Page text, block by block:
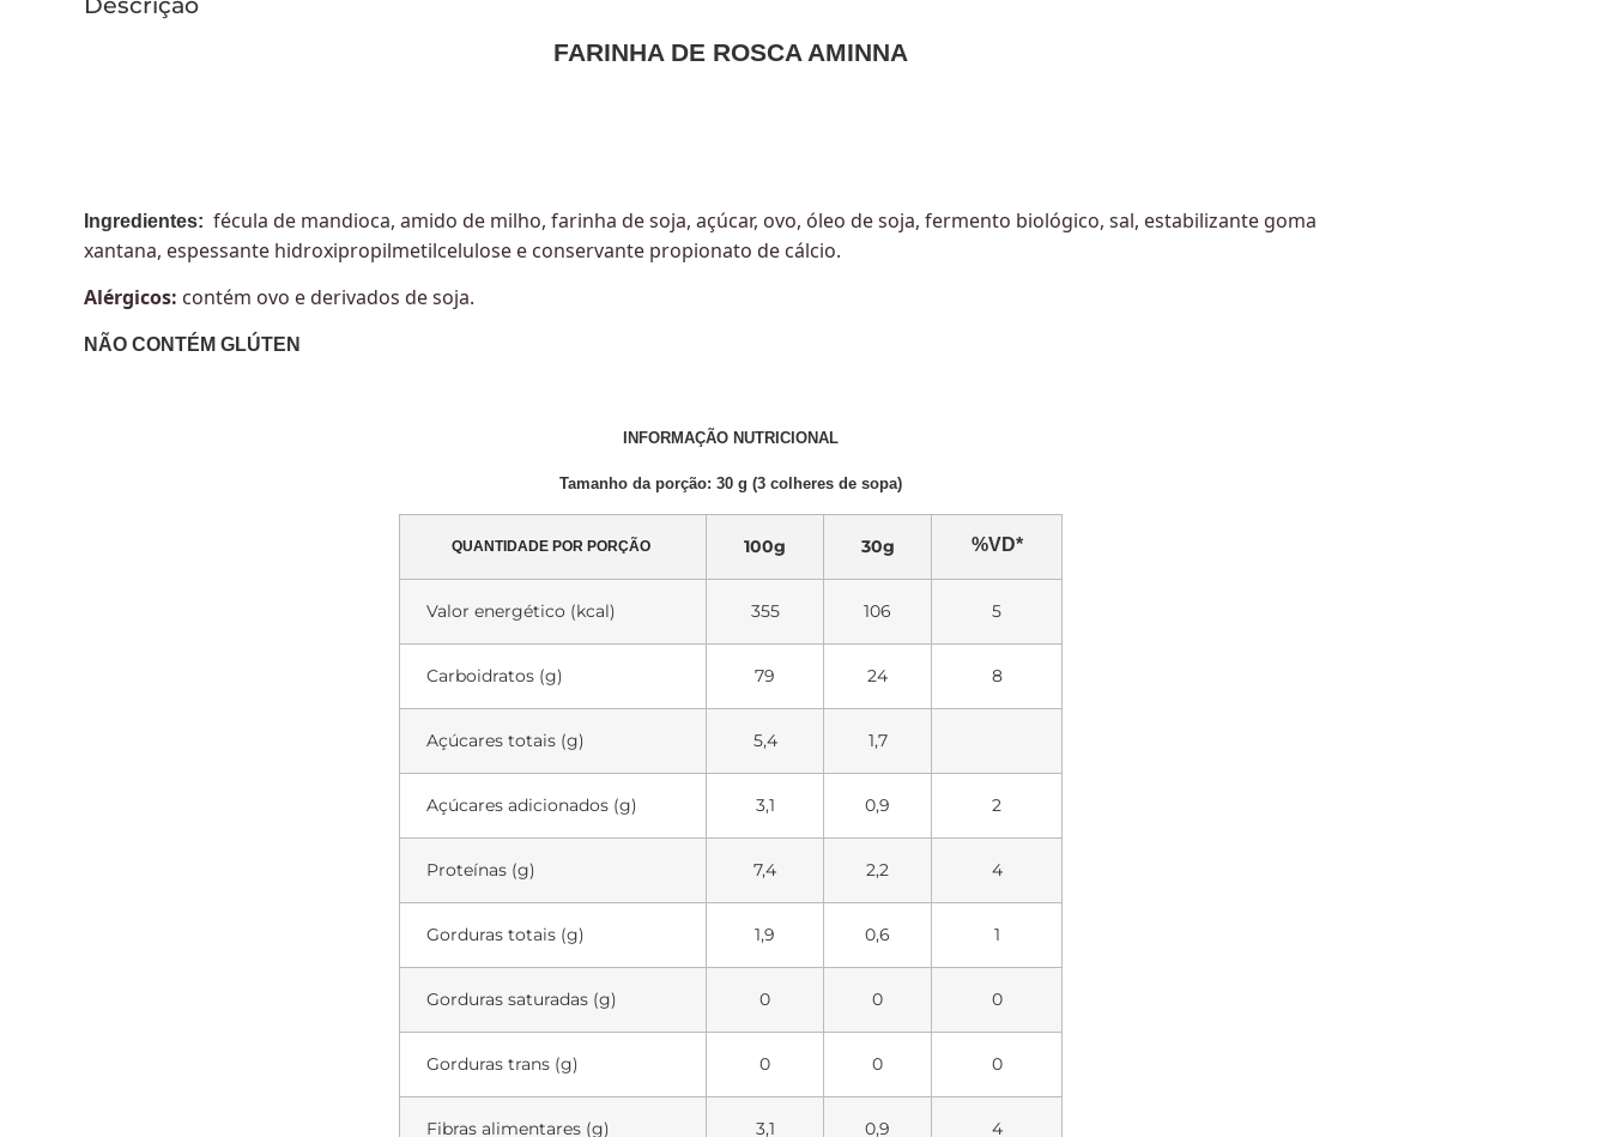
FARINHA DE ROSCA AMINNA
Ingredientes: fécula de mandioca, amido de milho, farinha de soja, açúcar, ovo, óleo de soja, fermento biológico, sal, estabilizante goma
xantana, espessante hidroxipropilmetilcelulose e conservante propionato de cálcio.
Alérgicos: contém ovo e derivados de soja.
NÃO CONTÉM GLÚTEN
INFORMAÇÃO NUTRICIONAL
Tamanho da porção: 30 g (3 colheres de sopa)
QUANTIDADE POR PORÇÃO 100g 30g %VD*
Valor energético (kcal) 355 106 5
Carboidratos (g) 79 24 8
Açúcares totais (g) 5,4 1,7
Açúcares adicionados (g) 3,1 0,9 2
Proteínas (g) 7,4 2,2 4
Gorduras totais (g) 1,9 0,6 1
Gorduras saturadas (g) 0 0 0
Gorduras trans (g) 0 0 0
Fibras alimentares (g) 3,1 0,9 4